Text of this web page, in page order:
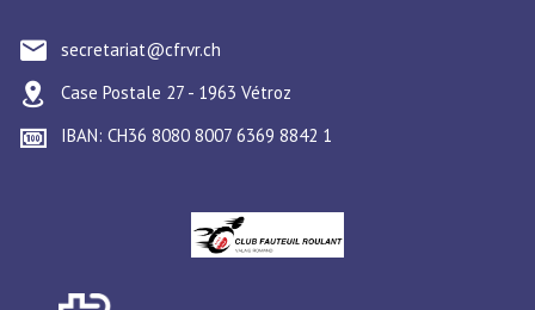
secretariat@cfrvr.ch
Case Postale 27 - 1963 Vétroz
IBAN: CH36 8080 8007 6369 8842 1